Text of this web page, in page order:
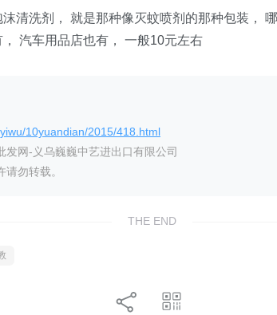
清洗剂， 就是那种像灭蚊喷剂的那种包装，
汽车用品店也有， 一般10元左右
10yuandian/2015/418.html
发网-义乌巍巍中艺进出口有限公司
勿转载。
THE END